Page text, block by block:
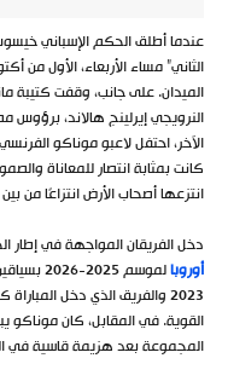
عندما أطلق الحكم الإسباني
الميدان. على جانب، وقفت كتيبة
النرويجي إيرلينج هالاند،
الآخر، احتفل لاعبو موناكو
كانت بمثابة انتصار للمعاناة
انتزعها أصحاب الأرض انتزاعًا من
دخل الفريقان المواجهة في إطار
أوروبا
لموسم
2023 والفريق الذي دخل
القوية. في المقابل، كان
المجموعة بعد هزيمة قاسية في